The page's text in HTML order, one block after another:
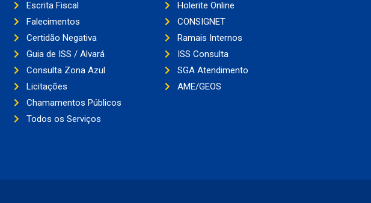
Escrita Fiscal
Falecimentos
Certidão Negativa
Guia de ISS / Alvará
Consulta Zona Azul
Licitações
Chamamentos Públicos
Todos os Serviços
Holerite Online
CONSIGNET
Ramais Internos
ISS Consulta
SGA Atendimento
AME/GEOS